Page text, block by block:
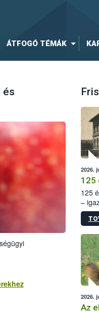
ÁTFOGÓ TÉMÁK
és
2026.
125
125
–
15.
2026.
Az